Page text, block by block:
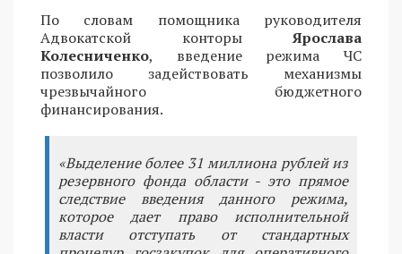
По словам помощника руководителя
Адвокатской конторыЯрослава
Колесниченко, введение режима ЧС
позволило задействовать механизмы
чрезвычайного бюджетного
финансирования.
«Выделение более 31 миллиона рублей из
резервного фонда области - это прямое
следствие введения данного режима,
которое дает право исполнительной
власти отступать от стандартных